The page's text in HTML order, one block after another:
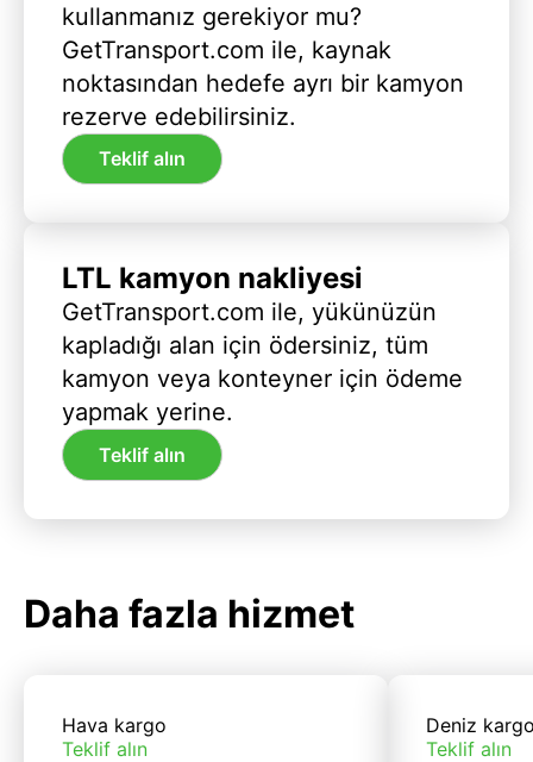
kullanmanız gerekiyor mu?
GetTransport.com ile, kaynak
noktasından hedefe ayrı bir kamyon
rezerve edebilirsiniz.
Teklif alın
LTL kamyon nakliyesi
GetTransport.com ile, yükünüzün
kapladığı alan için ödersiniz, tüm
kamyon veya konteyner için ödeme
yapmak yerine.
Teklif alın
Daha fazla hizmet
Hava kargo
Teklif alın
Deniz
Teklif alın